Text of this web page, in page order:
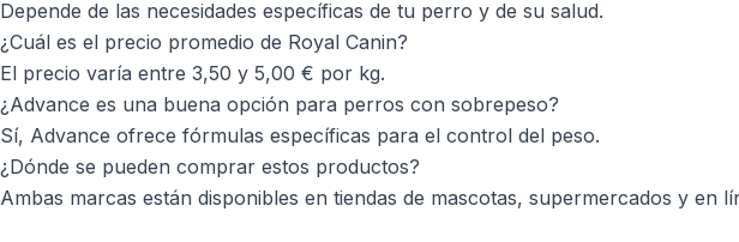
Depende de las necesidades específicas de tu perro y de su salud.
¿Cuál es el precio promedio de Royal Canin?
El precio varía entre 3,50 y 5,00 € por kg.
¿Advance es una buena opción para perros con sobrepeso?
Sí, Advance ofrece fórmulas específicas para el control del peso.
¿Dónde se pueden comprar estos productos?
Ambas marcas están disponibles en tiendas de mascotas, supermercados y en